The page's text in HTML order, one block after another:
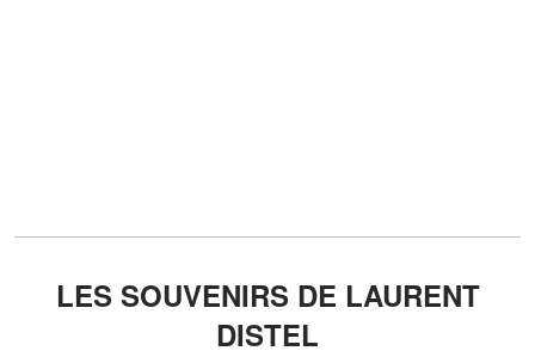
LES SOUVENIRS DE LAURENT
DISTEL